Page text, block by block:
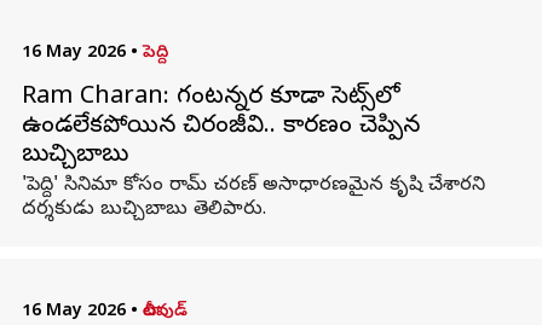
16 May 2026 • పెద్ది
Ram Charan: గంటన్నర కూడా సెట్స్‌లో
ఉండలేకపోయిన చిరంజీవి.. కారణం చెప్పిన
బుచ్చిబాబు
'పెద్ది' సినిమా కోసం రామ్‌ చరణ్‌ అసాధారణమైన కృషి చేశారని
దర్శకుడు బుచ్చిబాబు తెలిపారు.
16 May 2026 • టాలీవుడ్